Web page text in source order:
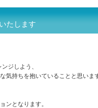
たします
ジしよう、
気持ちを抱いていることと思いま
ンとなります。